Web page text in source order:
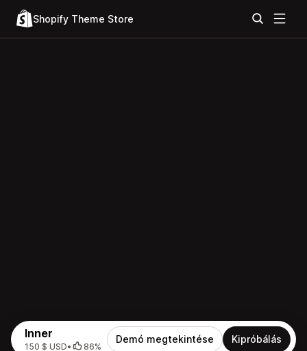
Shopify Theme Store
Inner
150 $ USD• 86%
Demó megtekintése Kipróbálás